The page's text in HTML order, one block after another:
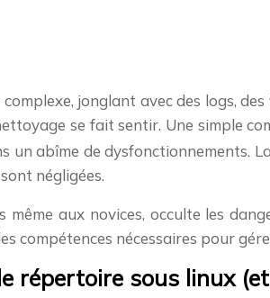
jonglant avec des logs,
se fait sentir. Une simple
un abîme de dysfonctionnements.
négligées.
même aux novices, occulte les
nécessaires pour
répertoire sous linux